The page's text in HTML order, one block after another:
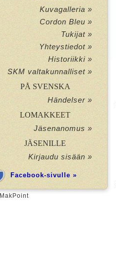
Kuvagalleria »
Cordon Bleu »
Tukijat »
Yhteystiedot »
Historiikki »
SKM valtakunnalliset »
PÅ SVENSKA
Händelser »
LOMAKKEET
Jäsenanomus »
JÄSENILLE
Kirjaudu sisään »
Facebook-sivulle »
MakPoint